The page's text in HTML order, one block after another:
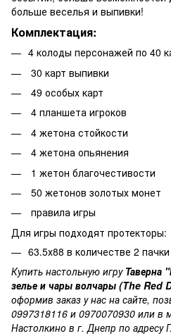
больше веселья и выпивки!
Комплектация:
4 колоды персонажей по 40
30 карт выпивки
49 особых карт
4 планшета игроков
4 жетона стойкости
4 жетона опьянения
1 жетон благочестивости
50 жетонов золотых монет
правила игры
Для игры подходят протекторы:
63.5х88 в количестве 2 пачки
Купить настольную игру Таверна
зелье и чары волчары (The Red
оформив заказ у нас на сайте,
0997318116 и 0970070930 или в
Настолкино в г. Днепр по адресу